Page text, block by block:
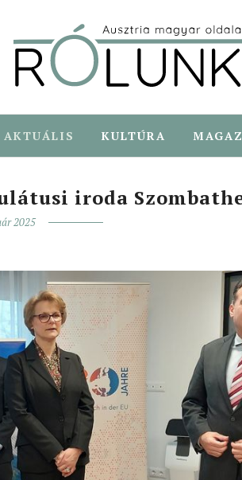
AKTUÁLIS KULTÚRA
iroda
2025